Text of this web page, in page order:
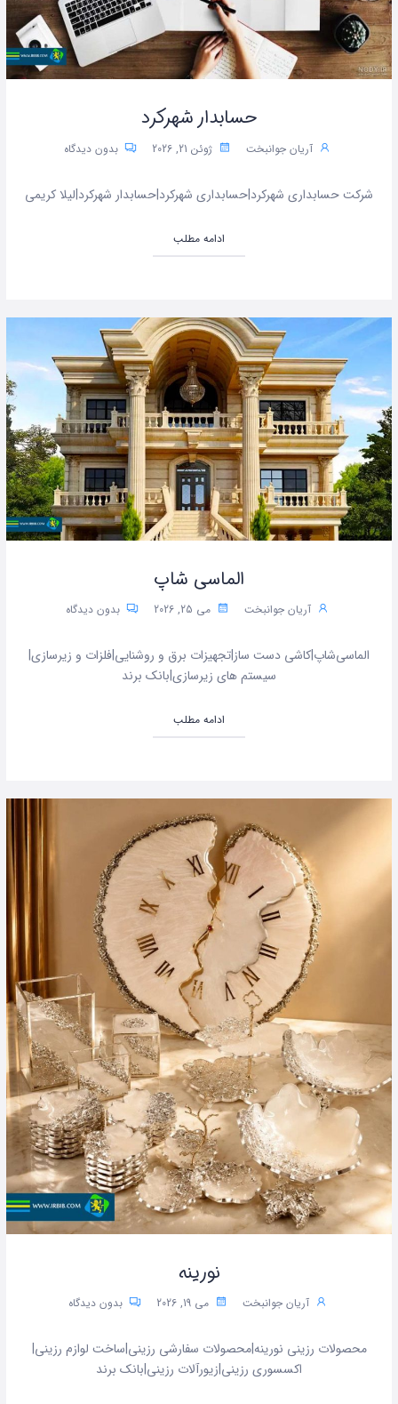
حسابدار شهرکرد
آریان جوانبخت ژوئن 21, 2026 بدون دیدگاه
شرکت حسابداری شهرکرد|حسابداری شهرکرد|حسابدار شهرکرد|لیلا کریمی
ادامه مطلب
الماسی شاپ
آریان جوانبخت می 25, 2026 بدون دیدگاه
الماسی‌شاپ|کاشی دست ساز|تجهیزات برق و روشنایی|فلزات و زیرسازی|
سیستم های زیرسازی|بانک برند
ادامه مطلب
نورینه
آریان جوانبخت می 19, 2026 بدون دیدگاه
محصولات رزینی نورینه|محصولات سفارشی رزینی|ساخت لوازم رزینی|
اکسسوری رزینی|زیورآلات رزینی|بانک برند